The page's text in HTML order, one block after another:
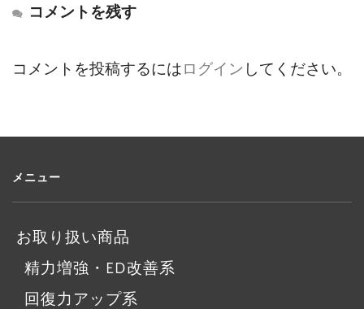
コメントを残す
コメントを投稿するにはログイン してください。
メニュー
お取り扱い商品
精力増強・ED改善系
回復力アップ系